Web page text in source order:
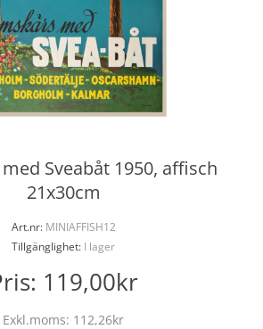
Sveabåt 1950, affisch
21x30cm
Art.nr:MINIAFFISH12
Tillgänglighet: I lager
119,00kr
Exkl.moms: 112,26kr